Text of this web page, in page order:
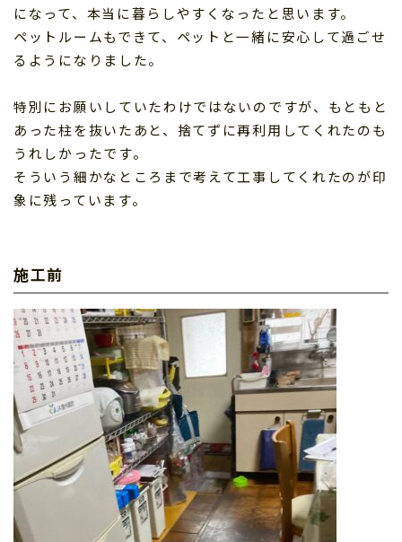
になって、本当に暮らしやすくなったと思います。
ペットルームもできて、ペットと一緒に安心して過ごせ
るようになりました。
特別にお願いしていたわけではないのですが、もともと
あった柱を抜いたあと、捨てずに再利用してくれたのも
うれしかったです。
そういう細かなところまで考えて工事してくれたのが印
象に残っています。
施工前